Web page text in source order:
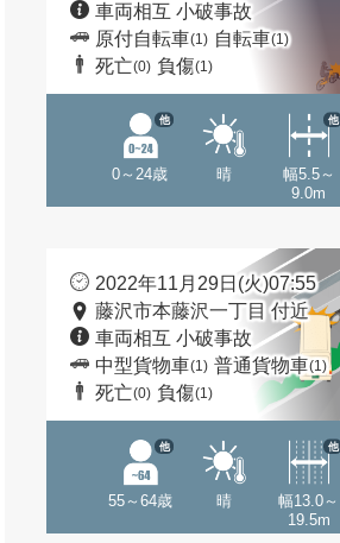
車両相互 小破事故
原付自転車(1) 自転車(1)
死亡(0) 負傷(1)
0～24歳
他
晴
幅5.5～
9.0m
他
2022年11月29日(火)07:55
藤沢市本藤沢一丁目 付近
車両相互 小破事故
中型貨物車(1) 普通貨物車(1)
死亡(0) 負傷(1)
55～64歳
他
晴
幅13.0～
19.5m
他